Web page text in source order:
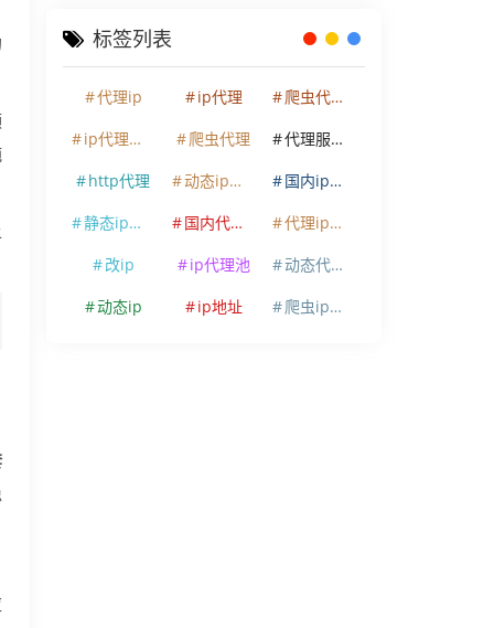
标签列表
代理ip ip代理
爬虫代理ip
ip代理软件
爬虫代理
代理服务器
http代理
动态ip代理
国内ip代理
静态ip代理
国内代理ip
代理ip软件
改ip
ip代理池
动态代理ip
动态ip
ip地址 爬虫ip代理